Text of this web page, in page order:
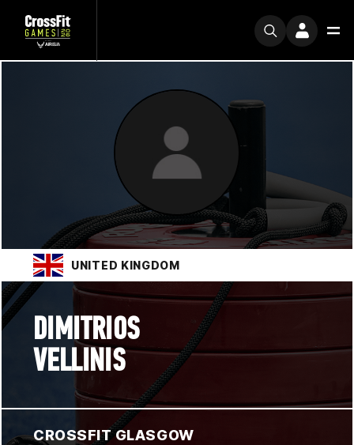
UNITED KINGDOM
DIMITRIOS
VELLINIS
CROSSFIT GLASGOW